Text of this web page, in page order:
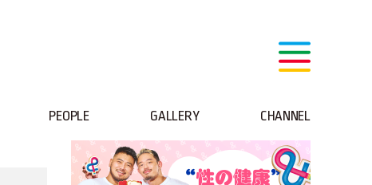
PEOPLE GALLERY CHANNEL